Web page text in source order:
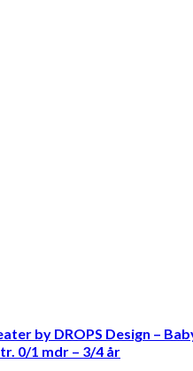
by DROPS Design –
0/1 mdr – 3/4 år